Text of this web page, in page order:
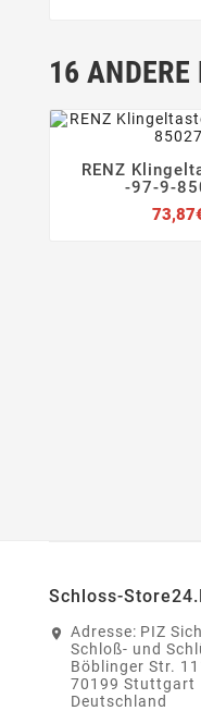
16 ANDERE

RENZ
-97-9-
Schloss-
Adresse: PIZ
Schloß- und
Böblinger Str.
70199 Stuttgart
Deutschland